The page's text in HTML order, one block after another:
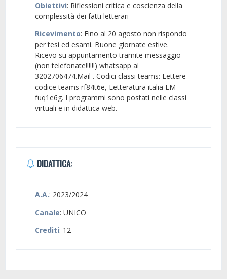
Obiettivi: Riflessioni critica e coscienza della
complessità dei fatti letterari
Ricevimento: Fino al 20 agosto non rispondo
per tesi ed esami. Buone giornate estive.
Ricevo su appuntamento tramite messaggio
(non telefonate!!!!!!) whatsapp al
3202706474.Mail . Codici classi teams: Lettere
codice teams rf84t6e, Letteratura italia LM
fuq1e6g. I programmi sono postati nelle classi
virtuali e in didattica web.
DIDATTICA:
A.A.: 2023/2024
Canale: UNICO
Crediti: 12